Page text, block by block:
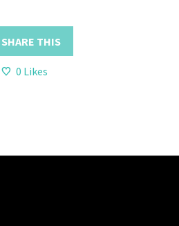
SHARE THIS
0 Likes